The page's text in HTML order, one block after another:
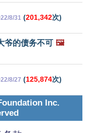
8/31 (201,342次)
爷的债务不可 🖼️
8/27 (125,874次)
Inc.